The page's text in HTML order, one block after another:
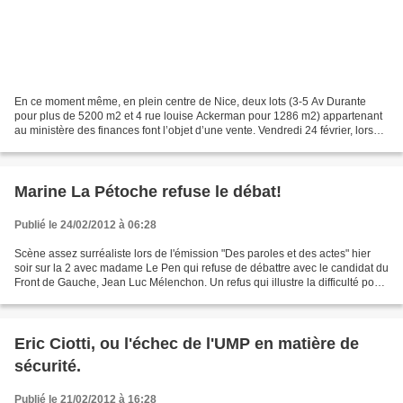
En ce moment même, en plein centre de Nice, deux lots (3-5 Av Durante
pour plus de 5200 m2 et 4 rue louise Ackerman pour 1286 m2) appartenant
au ministère des finances font l’objet d’une vente. Vendredi 24 février, lors
Marine La Pétoche refuse le débat!
Publié le 24/02/2012 à 06:28
Scène assez surréaliste lors de l'émission "Des paroles et des actes" hier
soir sur la 2 avec madame Le Pen qui refuse de débattre avec le candidat du
Front de Gauche, Jean Luc Mélenchon. Un refus qui illustre la difficulté pour
Eric Ciotti, ou l'échec de l'UMP en matière de
sécurité.
Publié le 21/02/2012 à 16:28